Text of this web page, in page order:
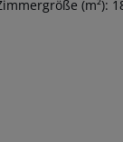
(m²):